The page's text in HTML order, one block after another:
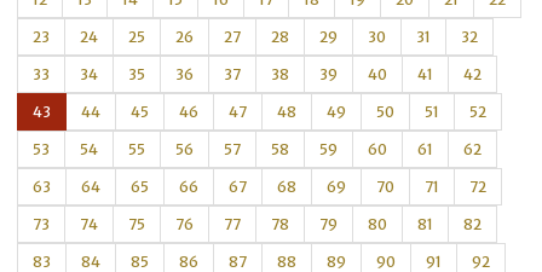
23 24 25 26 27 28 29 30 31 32
33 34 35 36 37 38 39 40 41 42
43 44 45 46 47 48 49 50 51 52
53 54 55 56 57 58 59 60 61 62
63 64 65 66 67 68 69 70 71 72
73 74 75 76 77 78 79 80 81 82
83 84 85 86 87 88 89 90 91 92